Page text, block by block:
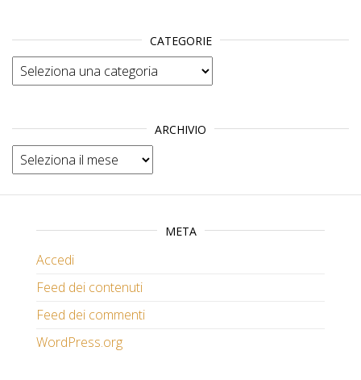
CATEGORIE
Categorie
ARCHIVIO
Archivio
META
Accedi
Feed dei contenuti
Feed dei commenti
WordPress.org